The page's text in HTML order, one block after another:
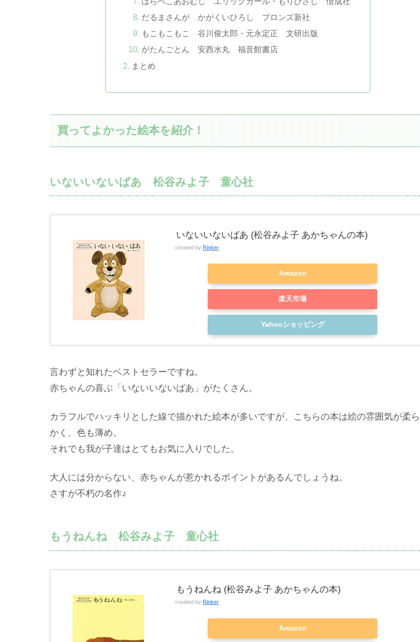
だるまさんが かがくいひろし ブロンズ新社
もこもこもこ 谷川俊太郎・元永定正 文研出版
がたんごとん 安西水丸 福音館書店
まとめ
買ってよかった絵本を紹介！
いないいないばあ 松谷みよ子 童心社
いないいないばあ (松谷みよ子 あかちゃんの本)
created by Rinker
Amazon
楽天市場
Yahooショッピング
言わずと知れたベストセラーですね。
赤ちゃんの喜ぶ「いないいないばあ」がたくさん。
カラフルでハッキリとした線で描かれた絵本が多いですが、こちらの本は絵の雰囲気が柔ら
かく、色も薄め。
それでも我が子達はとてもお気に入りでした。
大人には分からない、赤ちゃんが惹かれるポイントがあるんでしょうね。
さすが不朽の名作♪
もうねんね 松谷みよ子 童心社
もうねんね (松谷みよ子 あかちゃんの本)
created by Rinker
Amazon